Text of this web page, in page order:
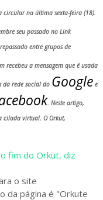
circular na última sexta-feira (18).
seu passado no Link
entre grupos de
recebeu a mensagem que é usada
da rede social do Googlee
. Neste artigo,
cilada virtual. O Orkut,
fim do Orkut, diz
o site
da página é "Orkute